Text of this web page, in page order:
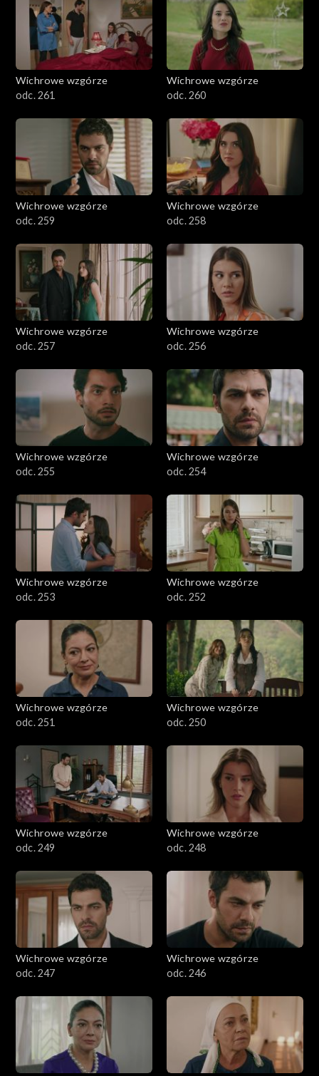
Wichrowe wzgórze
odc. 261
Wichrowe wzgórze
odc. 260
Wichrowe wzgórze
odc. 259
Wichrowe wzgórze
odc. 258
Wichrowe wzgórze
odc. 257
Wichrowe wzgórze
odc. 256
Wichrowe wzgórze
odc. 255
Wichrowe wzgórze
odc. 254
Wichrowe wzgórze
odc. 253
Wichrowe wzgórze
odc. 252
Wichrowe wzgórze
odc. 251
Wichrowe wzgórze
odc. 250
Wichrowe wzgórze
odc. 249
Wichrowe wzgórze
odc. 248
Wichrowe wzgórze
odc. 247
Wichrowe wzgórze
odc. 246